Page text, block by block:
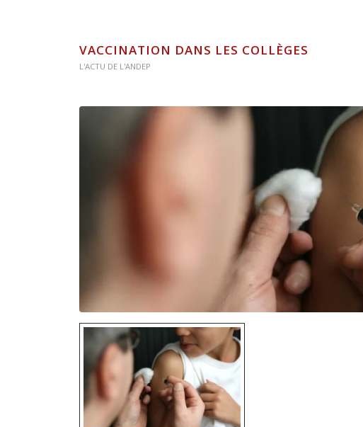
VACCINATION DANS LES COLLÈGES
L'ACTU DE L'ANDEP